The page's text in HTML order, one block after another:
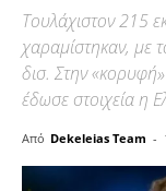
Τουλάχιστον 215
χαραμίστηκαν, με
δισ. Στην
έδωσε στοιχεία η
Από Dekeleias Team -